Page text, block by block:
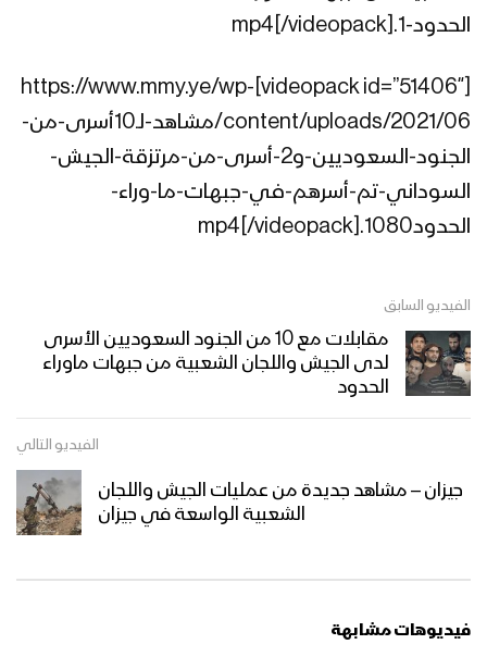
الواسعة – ولاتهنوا
إحراق جرافة عسكرية سعودية – تنكيل
جيزان – تحرير عشرات المواقع التابعة
لمرتزقة الجيش السعودي قبالة جبال الدود
والرميح وجحفان في عملية عسكرية
إحراق آليات الجيش السعودي بالولاعات –
الخوبة بجيزان – ولاتهنوا
الحدود-1.mp4[/videopack]
[videopack id=”51406″]https://www.mmy.ye/wp-
content/uploads/2021/06/مشاهد-لـ10أسرى-من-
الجنود-السعوديين-و2-أسرى-من-مرتزقة-الجيش-
السوداني-تم-أسرهم-في-جبهات-ما-وراء-
الحدود1080.mp4[/videopack]
الفيديو السابق
مقابلات مع 10 من الجنود السعوديين الأسرى
لدى الجيش واللجان الشعبية من جبهات ماوراء
الحدود
الفيديو التالي
جيزان – مشاهد جديدة من عمليات الجيش واللجان
الشعبية الواسعة في جيزان
فيديوهات مشابهة